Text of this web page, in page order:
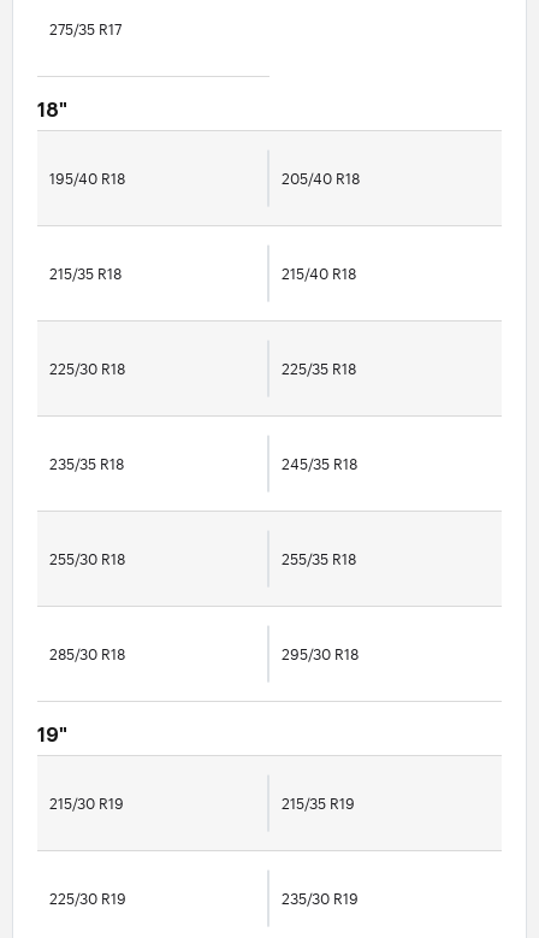
275/35 R17
18"
195/40 R18 205/40 R18
215/35 R18 215/40 R18
225/30 R18 225/35 R18
235/35 R18 245/35 R18
255/30 R18 255/35 R18
285/30 R18 295/30 R18
19"
215/30 R19 215/35 R19
225/30 R19 235/30 R19